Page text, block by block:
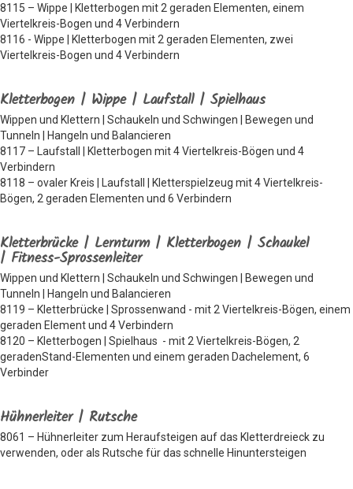
8115 – Wippe | Kletterbogen mit 2 geraden Elementen, einem
Viertelkreis-Bogen und 4 Verbindern
8116 - Wippe | Kletterbogen mit 2 geraden Elementen, zwei
Viertelkreis-Bogen und 4 Verbindern
Kletterbogen | Wippe | Laufstall | Spielhaus
Wippen und Klettern | Schaukeln und Schwingen | Bewegen und
Tunneln | Hangeln und Balancieren
8117 – Laufstall | Kletterbogen mit 4 Viertelkreis-Bögen und 4
Verbindern
8118 – ovaler Kreis | Laufstall | Kletterspielzeug mit 4 Viertelkreis-
Bögen, 2 geraden Elementen und 6 Verbindern
Kletterbrücke | Lernturm | Kletterbogen | Schaukel
| Fitness-Sprossenleiter
Wippen und Klettern | Schaukeln und Schwingen | Bewegen und
Tunneln | Hangeln und Balancieren
8119 – Kletterbrücke | Sprossenwand - mit 2 Viertelkreis-Bögen, einem
geraden Element und 4 Verbindern
8120 – Kletterbogen | Spielhaus - mit 2 Viertelkreis-Bögen, 2
geradenStand-Elementen und einem geraden Dachelement, 6
Verbinder
Hühnerleiter | Rutsche
8061 – Hühnerleiter zum Heraufsteigen auf das Kletterdreieck zu
verwenden, oder als Rutsche für das schnelle Hinuntersteigen